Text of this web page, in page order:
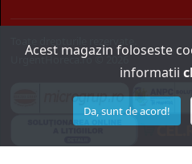
UrgentHoreca.ro © 2026
Acest magazin foloseste
informatii
Da, sunt de acord!